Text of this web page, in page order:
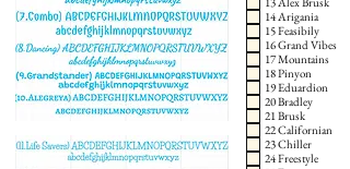
14 Arigania
15 Feasibily
16 Grand Vibes
17 Mountains
18 Pinyon
19 Eduardion
20 Bradley
21 Brusk
22 Californian
23 Chiller
24 Freestyle